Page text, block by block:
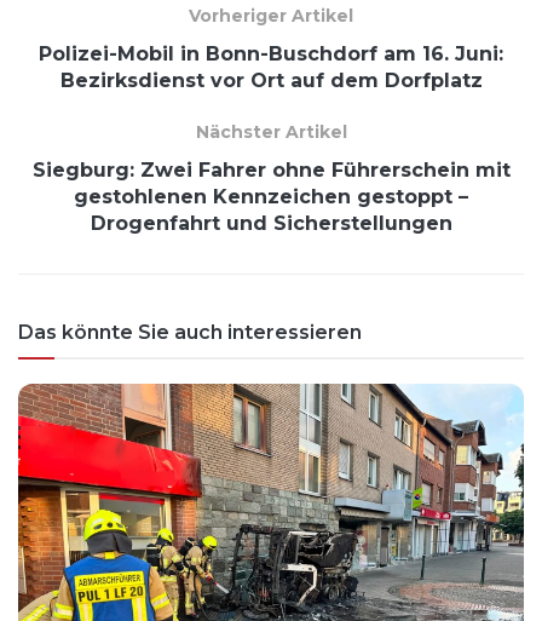
Vorheriger Artikel
Polizei-Mobil in Bonn-Buschdorf am 16. Juni:
Bezirksdienst vor Ort auf dem Dorfplatz
Nächster Artikel
Siegburg: Zwei Fahrer ohne Führerschein mit
gestohlenen Kennzeichen gestoppt –
Drogenfahrt und Sicherstellungen
Das könnte Sie auch interessieren